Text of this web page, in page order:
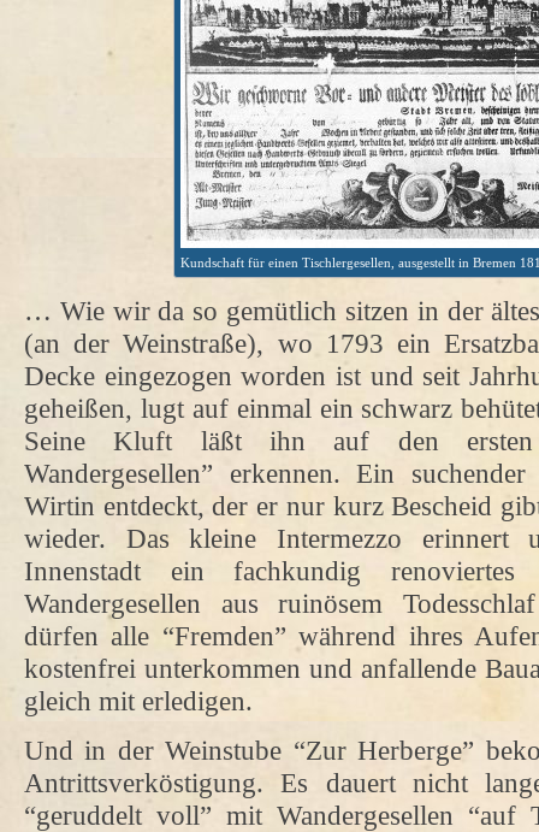
Kundschaft für einen Tischlergesellen, ausgestellt in Bremen
… Wie wir da so gemütlich sitzen in der
(an der Weinstraße), wo 1793 ein
Decke eingezogen worden ist und seit
geheißen, lugt auf einmal ein schwarz
Seine Kluft läßt ihn auf den ersten
Wandergesellen” erkennen. Ein
Wirtin entdeckt, der er nur kurz Bescheid
wieder. Das kleine Intermezzo
Innenstadt ein fachkundig
Wandergesellen aus ruinösem
dürfen alle “Fremden” während ihres
kostenfrei unterkommen und anfallende
gleich mit erledigen.
Und in der Weinstube “Zur Herberge”
Antrittsverköstigung. Es dauert nicht
“geruddelt voll” mit Wandergesellen “auf